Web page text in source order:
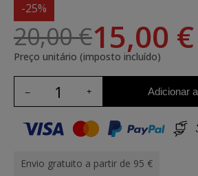
-25%
20,00 €15,00 €
Preço unitário (imposto incluído)
Adicionar
Envio gratuito a partir de 95 €